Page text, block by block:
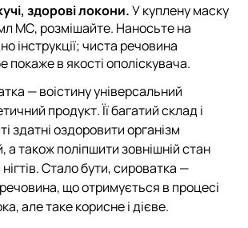
здорові локони.У куплену маску
МС, розмішайте. Наносьте на
інструкції; чиста речовина
покаже в якості ополіскувача.
— воістину універсальний
продукт. Її багатий склад і
здатні оздоровити організм
а також поліпшити зовнішній стан
Стало бути, сироватка —
що отримується в процесі
але таке корисне і дієве.